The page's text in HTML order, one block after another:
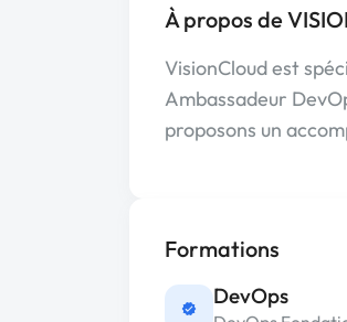
À propos de
VisionCloud est
Ambassadeur
proposons un
Formations
DevOps